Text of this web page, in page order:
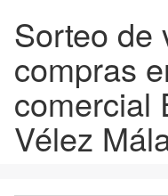
Sorteo de
compras
comercial
Vélez